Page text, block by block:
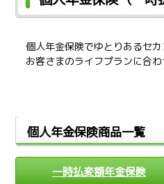
個人年金保険でゆとりあるセ
お客さまのライフプランに合
個人年金保険商品一覧
一時払変額年金保険